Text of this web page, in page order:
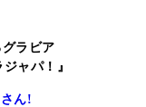
ラビア
ャパ！』
ん!